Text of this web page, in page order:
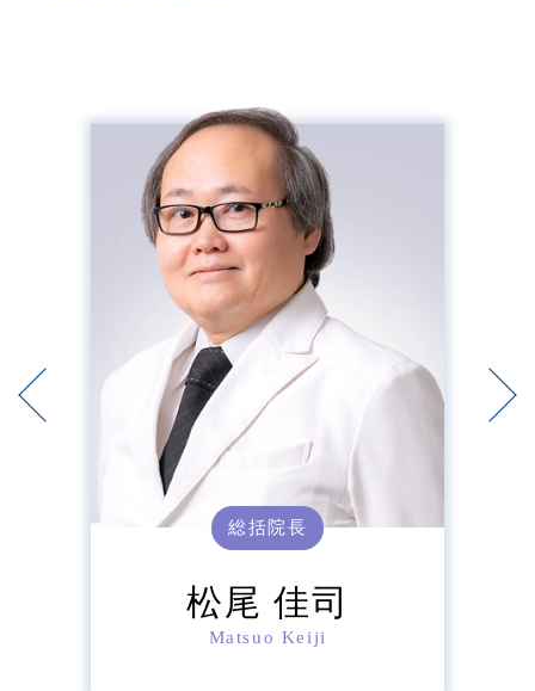
総括院長
松尾 佳司
Matsuo Keiji